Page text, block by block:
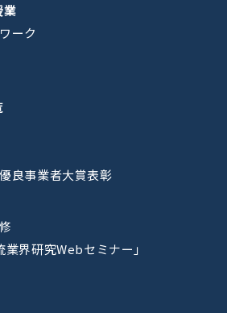
業
ーク
良事業者大賞表彰
界研究Webセミナー」